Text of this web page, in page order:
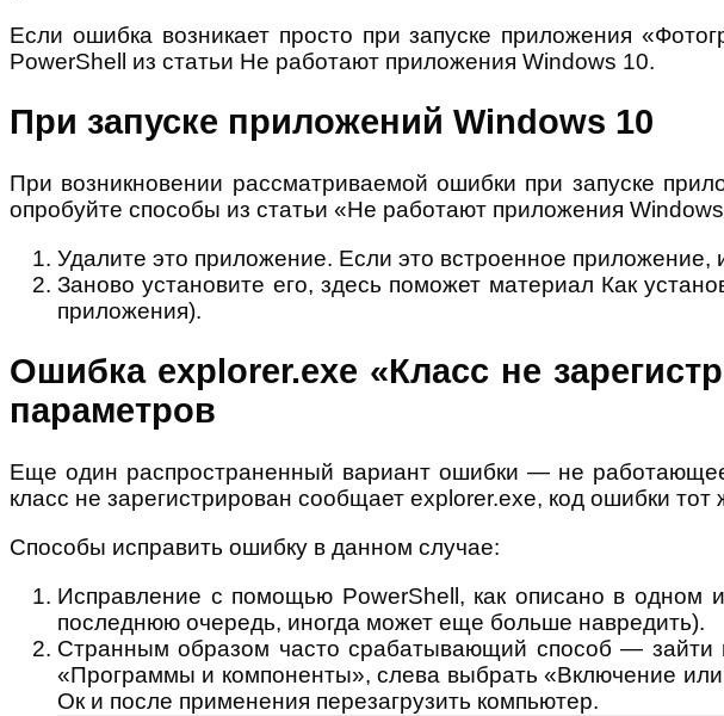
Если ошибка возникает просто при запуске приложения
PowerShell из статьи Не работают приложения Windows 10.
При запуске приложений Windows 10
При возникновении рассматриваемой ошибки при запуске
опробуйте способы из статьи «Не работают приложения
Удалите это приложение. Если это встроенное
Заново установите его, здесь поможет материал Как
приложения).
Ошибка explorer.exe «Класс не
параметров
Еще один распространенный вариант ошибки — не
класс не зарегистрирован сообщает explorer.exe, код ошибки
Способы исправить ошибку в данном случае:
Исправление с помощью PowerShell, как описано в одном
последнюю очередь, иногда может еще больше навредить).
Странным образом часто срабатывающий способ — зайти
«Программы и компоненты», слева выбрать «Включение
Ок и после применения перезагрузить компьютер.